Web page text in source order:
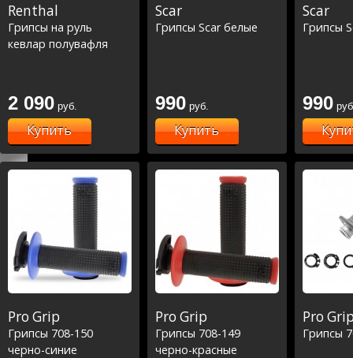
Renthal
Грипсы на руль
кевлар полувафля
2 090 руб.
Купить
Scar
Грипсы Scar белые
990 руб.
Купить
Scar
Грипсы
990
Pro Grip
Грипсы 708-150
черно-синие
Pro Grip
Грипсы 708-149
черно-красные
Pro
Грипсы